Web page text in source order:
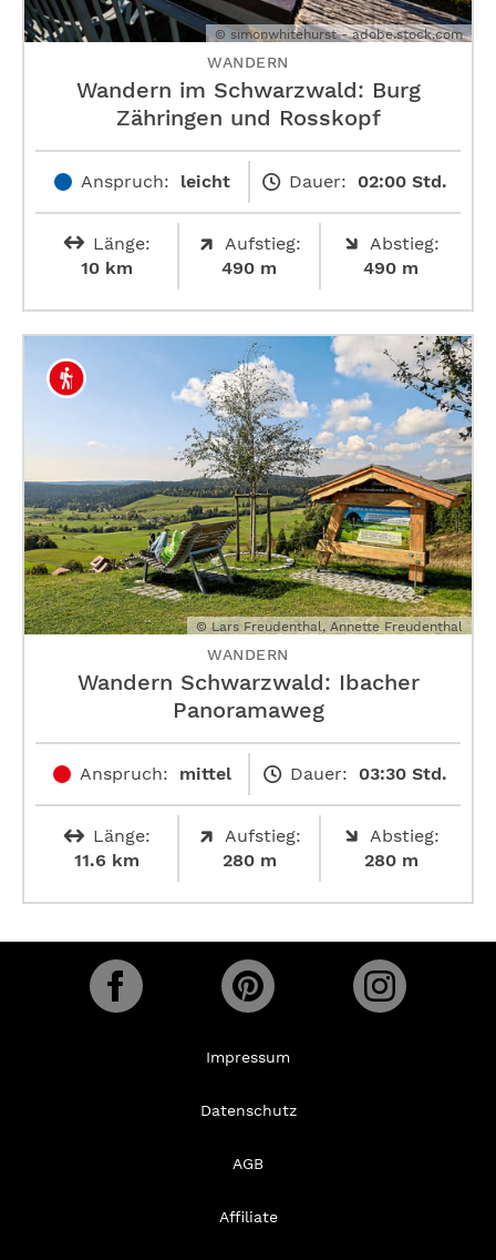
© simonwhitehurst - adobe.stock.com
WANDERN
Wandern im Schwarzwald: Burg
Zähringen und Rosskopf
Anspruch: leicht Dauer: 02:00 Std.
Länge:
10 km
Aufstieg:
490 m
Abstieg:
490 m
© Lars Freudenthal, Annette Freudenthal
WANDERN
Wandern Schwarzwald: Ibacher
Panoramaweg
Anspruch: mittel Dauer: 03:30 Std.
Länge:
11.6 km
Aufstieg:
280 m
Abstieg:
280 m
Impressum
Datenschutz
AGB
Affiliate